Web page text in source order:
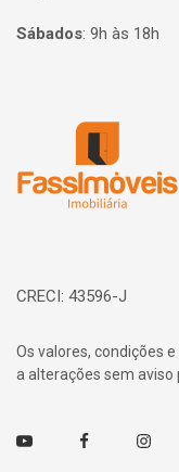
Sábados: 9h às 18h
CRECI: 43596-J
Os valores, condições
a alterações sem aviso
Youtube Facebook